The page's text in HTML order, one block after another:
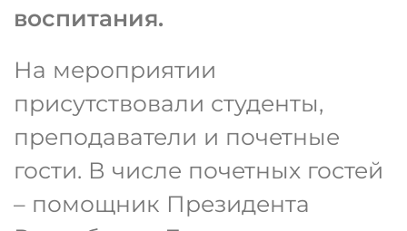
воспитания.
На мероприятии
присутствовали студенты,
преподаватели и почетные
гости. В числе почетных гостей
– помощник Президента